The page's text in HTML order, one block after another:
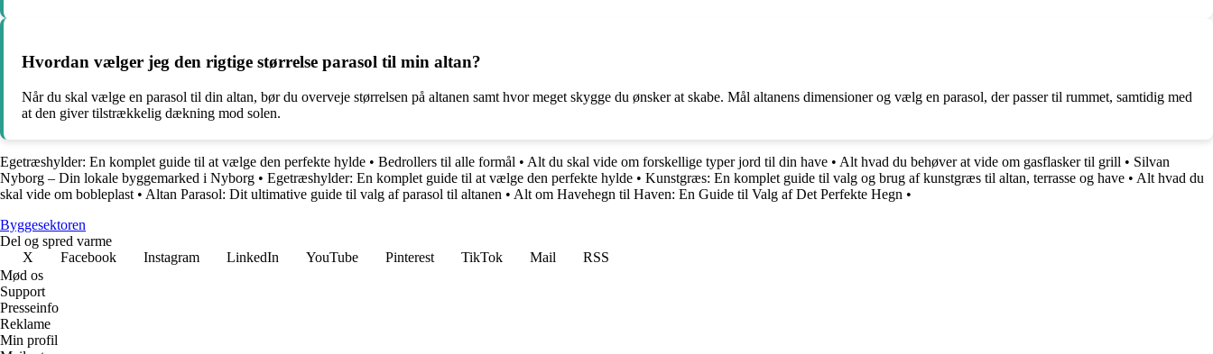
Hvordan vælger jeg den rigtige størrelse parasol til min altan?
Når du skal vælge en parasol til din altan, bør du overveje størrelsen på altanen samt hvor meget skygge du ønsker at skabe. Mål altanens dimensioner og vælg en parasol, der passer til rummet, samtidig med
at den giver tilstrækkelig dækning mod solen.
Egetræshylder: En komplet guide til at vælge den perfekte hylde • Bedrollers til alle formål • Alt du skal vide om forskellige typer jord til din have • Alt hvad du behøver at vide om gasflasker til grill • Silvan
Nyborg – Din lokale byggemarked i Nyborg • Egetræshylder: En komplet guide til at vælge den perfekte hylde • Kunstgræs: En komplet guide til valg og brug af kunstgræs til altan, terrasse og have • Alt hvad du
skal vide om bobleplast • Altan Parasol: Dit ultimative guide til valg af parasol til altanen • Alt om Havehegn til Haven: En Guide til Valg af Det Perfekte Hegn •
Byggesektoren
Del og spred varme
X
Facebook Instagram LinkedIn YouTube Pinterest TikTok Mail
RSS
Mød os
Support
Presseinfo
Reklame
Min profil